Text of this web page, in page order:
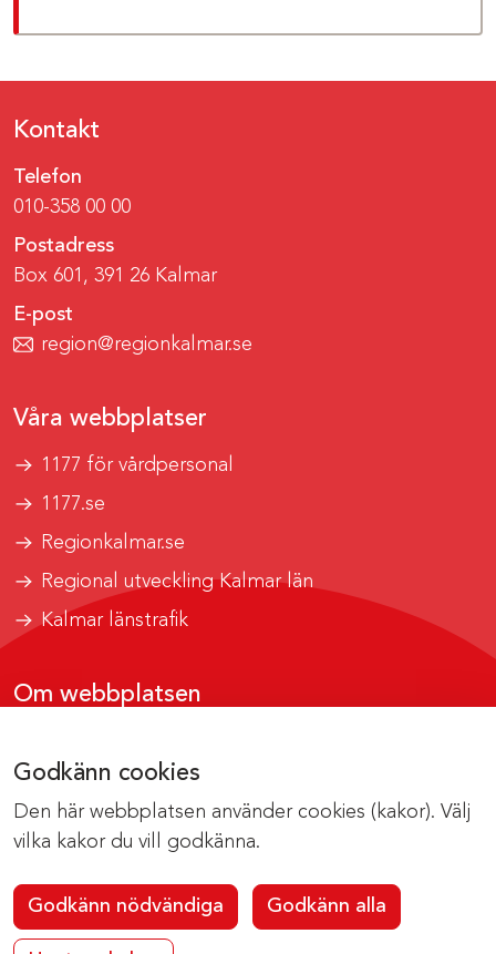
Godkänn cookies
Den här webbplatsen använder cookies (kakor). Välj
vilka kakor du vill godkänna.
Godkänn nödvändiga Godkänn alla
Kontakt
Telefon
010-358 00 00
Postadress
Box 601, 391 26 Kalmar
E-post
region@regionkalmar.se
Våra webbplatser
1177 för vårdpersonal
1177.se
Regionkalmar.se
Regional utveckling Kalmar län
Kalmar länstrafik
Om webbplatsen
Om cookies
Kontakta webbredaktionen